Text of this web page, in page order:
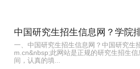
中国研究生招生信息网？学院
一、中国研究生招生信息网？中国研究生
m.cn&nbsp;此网站是正规的研究生招生
间，认真的填...